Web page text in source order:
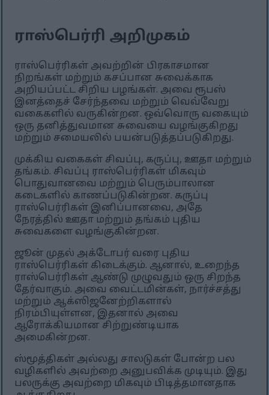
ராஸ்பெர்ரி அறிமுகம்
ராஸ்பெர்ரிகள் அவற்றின் பிரகாசமான
நிறங்கள் மற்றும் கசப்பான சுவைக்காக
அறியப்பட்ட சிறிய பழங்கள். அவை ரூபஸ்
இனத்தைச் சேர்ந்தவை மற்றும் வெவ்வேறு
வகைகளில் வருகின்றன. ஒவ்வொரு வகையும்
ஒரு தனித்துவமான சுவையை வழங்குகிறது
மற்றும் சமையலில் பயன்படுத்தப்படுகிறது.
முக்கிய வகைகள் சிவப்பு, கருப்பு, ஊதா மற்றும்
தங்கம். சிவப்பு ராஸ்பெர்ரிகள் மிகவும்
பொதுவானவை மற்றும் பெரும்பாலான
கடைகளில் காணப்படுகின்றன. கருப்பு
ராஸ்பெர்ரிகள் இனிப்பானவை, அதே
நேரத்தில் ஊதா மற்றும் தங்கம் புதிய
சுவைகளை வழங்குகின்றன.
ஜூன் முதல் அக்டோபர் வரை புதிய
ராஸ்பெர்ரிகள் கிடைக்கும். ஆனால், உறைந்த
ராஸ்பெர்ரிகள் ஆண்டு முழுவதும் ஒரு சிறந்த
தேர்வாகும். அவை வைட்டமின்கள், நார்ச்சத்து
மற்றும் ஆக்ஸிஜனேற்றிகளால்
நிரம்பியுள்ளன, இதனால் அவை
ஆரோக்கியமான சிற்றுண்டியாக
அமைகின்றன.
ஸ்மூத்திகள் அல்லது சாலடுகள் போன்ற பல
வழிகளில் அவற்றை அனுபவிக்க முடியும். இது
பலருக்கு அவற்றை மிகவும் பிடித்தமானதாக